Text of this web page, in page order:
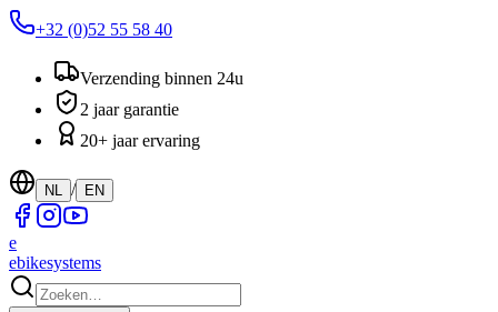
+32 (0)52 55 58 40
Verzending binnen 24u
2 jaar garantie
20+ jaar ervaring
NL / EN
e
ebikesystems